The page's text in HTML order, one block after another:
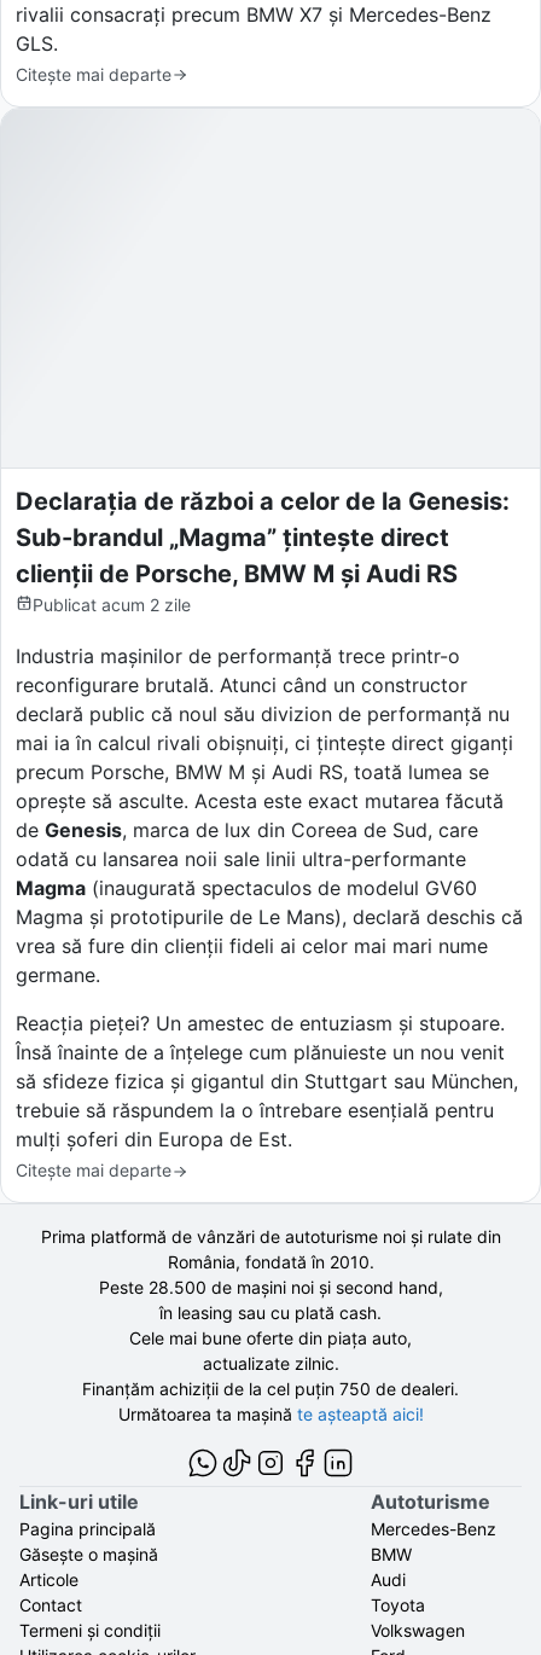
rivalii consacrați precum BMW X7 și Mercedes-Benz
GLS.
Citește mai departe
Declarația de război a celor de la Genesis:
Sub-brandul „Magma” țintește direct
clienții de Porsche, BMW M și Audi RS
Publicat acum 2 zile
Industria mașinilor de performanță trece printr-o
reconfigurare brutală. Atunci când un constructor
declară public că noul său divizion de performanță nu
mai ia în calcul rivali obișnuiți, ci țintește direct giganți
precum Porsche, BMW M și Audi RS, toată lumea se
oprește să asculte. Acesta este exact mutarea făcută
de Genesis, marca de lux din Coreea de Sud, care
odată cu lansarea noii sale linii ultra-performante
Magma (inaugurată spectaculos de modelul GV60
Magma și prototipurile de Le Mans), declară deschis că
vrea să fure din clienții fideli ai celor mai mari nume
germane.
Reacția pieței? Un amestec de entuziasm și stupoare.
Însă înainte de a înțelege cum plănuieste un nou venit
să sfideze fizica și gigantul din Stuttgart sau München,
trebuie să răspundem la o întrebare esențială pentru
mulți șoferi din Europa de Est.
Citește mai departe
Prima platformă de vânzări de autoturisme noi și rulate din
România, fondată în 2010.
Peste 28.500 demașini noi și second hand,
în leasing sau cu plată cash.
Cele mai bune oferte din piața auto,
actualizate zilnic.
Finanțăm achiziții de la cel puțin 750 de dealeri.
Următoarea ta mașină te așteaptă aici!
Link-uri utile
Pagina principală
Găsește o mașină
Articole
Contact
Termeni și condiții
Autoturisme
Mercedes-Benz
BMW
Audi
Toyota
Volkswagen